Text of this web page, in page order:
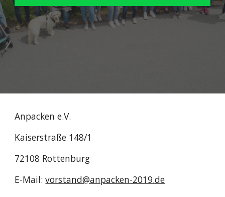
Anpacken e.V.
Kaiserstraße 148/1
72108 Rottenburg
E-Mail:vorstand@anpacken-2019.de